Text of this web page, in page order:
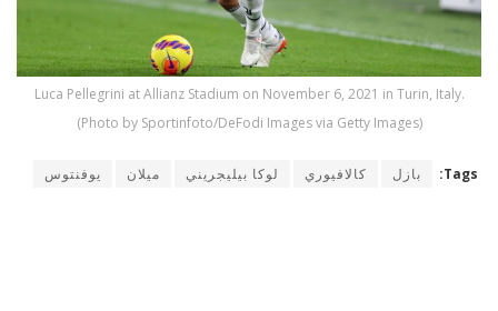
Luca Pellegrini at Allianz Stadium on November 6, 2021 in Turin, Italy.
(Photo by Sportinfoto/DeFodi Images via Getty Images)
Tags: بازل كالافيوري لوكا بيليجريني ميلان يوفنتوس